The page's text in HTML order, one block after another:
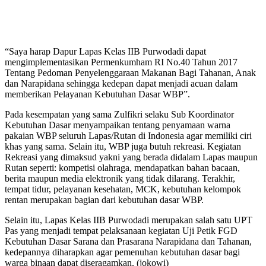
“Saya harap Dapur Lapas Kelas IIB Purwodadi dapat
mengimplementasikan Permenkumham RI No.40 Tahun 2017
Tentang Pedoman Penyelenggaraan Makanan Bagi Tahanan, Anak
dan Narapidana sehingga kedepan dapat menjadi acuan dalam
memberikan Pelayanan Kebutuhan Dasar WBP”.
Pada kesempatan yang sama Zulfikri selaku Sub Koordinator
Kebutuhan Dasar menyampaikan tentang penyamaan warna
pakaian WBP seluruh Lapas/Rutan di Indonesia agar memiliki ciri
khas yang sama. Selain itu, WBP juga butuh rekreasi. Kegiatan
Rekreasi yang dimaksud yakni yang berada didalam Lapas maupun
Rutan seperti: kompetisi olahraga, mendapatkan bahan bacaan,
berita maupun media elektronik yang tidak dilarang. Terakhir,
tempat tidur, pelayanan kesehatan, MCK, kebutuhan kelompok
rentan merupakan bagian dari kebutuhan dasar WBP.
Selain itu, Lapas Kelas IIB Purwodadi merupakan salah satu UPT
Pas yang menjadi tempat pelaksanaan kegiatan Uji Petik FGD
Kebutuhan Dasar Sarana dan Prasarana Narapidana dan Tahanan,
kedepannya diharapkan agar pemenuhan kebutuhan dasar bagi
warga binaan dapat diseragamkan. (jokowi)